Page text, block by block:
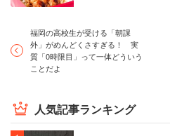
福岡の高校生が受ける「朝課
外」がめんどくさすぎる！ 実
質「0時限目」って一体どういう
ことだよ
人気記事ランキング